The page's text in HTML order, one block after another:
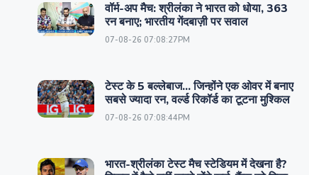
वॉर्म-अप मैच: श्रीलंका ने भारत को धोया, 363
रन बनाए; भारतीय गेंदबाज़ी पर सवाल
07-08-26 07:08:27PM
टेस्ट के 5 बल्लेबाज... जिन्होंने एक ओवर में बनाए
सबसे ज्यादा रन, वर्ल्ड रिकॉर्ड का टूटना मुश्किल
07-08-26 07:08:44PM
भारत-श्रीलंका टेस्ट मैच स्टेडियम में देखना है?